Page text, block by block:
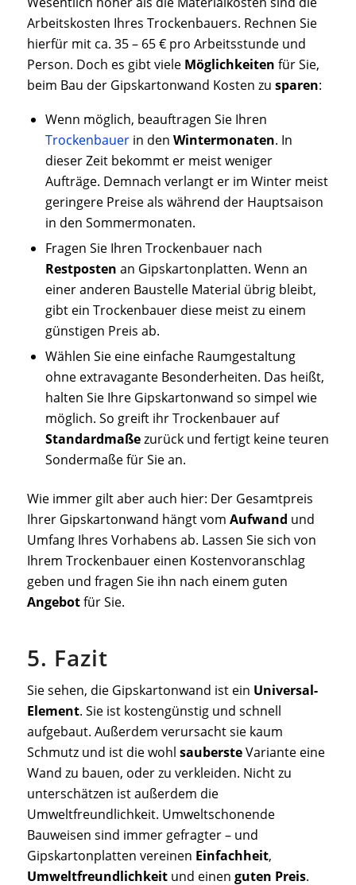
Arbeitskosten Ihres Trockenbauers. Rechnen Sie
hierfür mit ca. 35 – 65 € pro Arbeitsstunde und
Person. Doch es gibt viele Möglichkeiten für Sie,
beim Bau der Gipskartonwand Kosten zu sparen:
Wenn möglich, beauftragen Sie Ihren
Trockenbauerin den Wintermonaten. In
dieser Zeit bekommt er meist weniger
Aufträge. Demnach verlangt er im Winter meist
geringere Preise als während der Hauptsaison
in den Sommermonaten.
Fragen Sie Ihren Trockenbauer nach
Restposten an Gipskartonplatten. Wenn an
einer anderen Baustelle Material übrig bleibt,
gibt ein Trockenbauer diese meist zu einem
günstigen Preis ab.
Wählen Sie eine einfache Raumgestaltung
ohne extravagante Besonderheiten. Das heißt,
halten Sie Ihre Gipskartonwand so simpel wie
möglich. So greift ihr Trockenbauer auf
Standardmaßezurück und fertigt keine teuren
Sondermaße für Sie an.
Wie immer gilt aber auch hier: Der Gesamtpreis
Ihrer Gipskartonwand hängt vom Aufwand und
Umfang Ihres Vorhabens ab. Lassen Sie sich von
Ihrem Trockenbauer einen Kostenvoranschlag
geben und fragen Sie ihn nach einem guten
Angebotfür Sie.
5. Fazit
Sie sehen, die Gipskartonwand ist ein Universal-
Element. Sie ist kostengünstig und schnell
aufgebaut. Außerdem verursacht sie kaum
Schmutz und ist die wohl saubersteVariante eine
Wand zu bauen, oder zu verkleiden. Nicht zu
unterschätzen ist außerdem die
Umweltfreundlichkeit. Umweltschonende
Bauweisen sind immer gefragter – und
Gipskartonplatten vereinen Einfachheit,
Umweltfreundlichkeitund einen guten Preis.